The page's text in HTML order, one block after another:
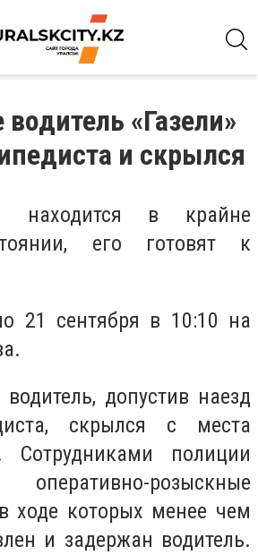
«Газели»
и скрылся
находится в крайне
его готовят к
21 сентября в 10:10 на
допустив наезд
скрылся с места
Сотрудниками полиции
розыскные
ходе которых менее чем
и задержан водитель.